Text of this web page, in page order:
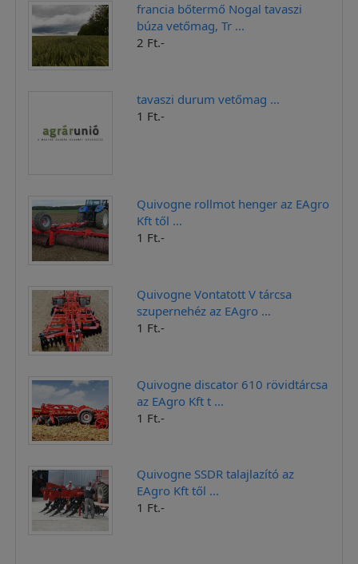
francia bőtermő Nogal tavaszi
búza vetőmag, Tr ...
2 Ft.-
tavaszi durum vetőmag ...
1 Ft.-
Quivogne rollmot henger az EAgro
Kft től ...
1 Ft.-
Quivogne Vontatott V tárcsa
szupernehéz az EAgro ...
1 Ft.-
Quivogne discator 610 rövidtárcsa
az EAgro Kft t ...
1 Ft.-
Quivogne SSDR talajlazító az
EAgro Kft től ...
1 Ft.-